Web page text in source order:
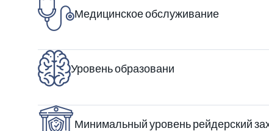
Медицинское обслуживание
Уровень образовани
Минимальный уровень рейдерский